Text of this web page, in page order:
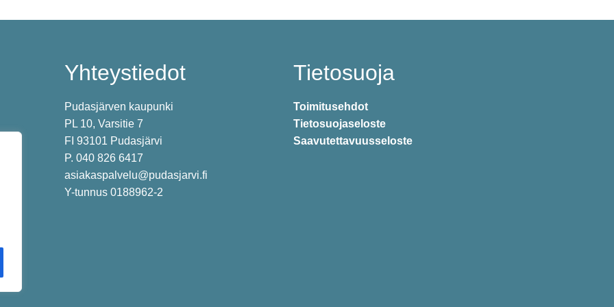
Yhteystiedot
Pudasjärven kaupunki
PL 10, Varsitie 7
FI 93101 Pudasjärvi
P. 040 826 6417
asiakaspalvelu@pudasjarvi.fi
Y-tunnus 0188962-2
Tietosuoja
Toimitusehdot
Tietosuojaseloste
Saavutettavuusseloste